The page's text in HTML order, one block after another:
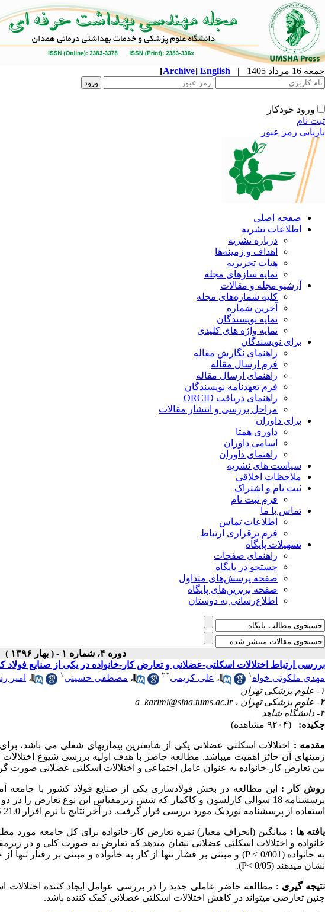
جمعه 16 مرداد 1405 |
English
[Archive]
ورود خودکار
ثبت نام
بازیابی رمز عبور
صفحه اصلی
اطلاعات نشریه
درباره نشریه
اهداف و زمینه‌ها
هیات تحریریه
نمایه سازهای مجله
آرشیو مجله و مقالات
کلیه شماره‌های مجله
آخرین شماره
نمایه نویسندگان
نمایه واژه های کلیدی
برای نویسندگان
راهنمای نگارش مقاله
فرم ارسال مقاله
راهنمای ارسال مقاله
فرم تعهدنامه نویسندگان
راهنمای دریافت ORCID
مراحل بررسی و انتشار مقالات
برای داوران
داوری همتا
اسامی داوران
راهنمای داوران
سیاست های نشریه
ملاحظات اخلاقی
ثبت نام و اشتراک
فرم ثبت نام
تماس با ما
اطلاعات تماس
فرم برقراری ارتباط
تسهیلات پایگاه
راهنمای صفحات
جستجو در پایگاه
صفحه پرسش‌های متداول
صفحه برترین‌های پایگاه
اطلاع‌رسانی به دوستان
دوره ۴، شماره ۱ - ( بهار ۱۳۹۶ )
بررسی ارتباط اختلالات اسکلتی-عضلانی و تعارض کار-خانواده در یکی از صنایع فولاد
مهدی ملکوتی خواه ۱ ، علی کریمی*۲ ، مصطفی حسینی ۱ ، امیر
۱- علوم پزشکی تهران
۲- علوم پزشکی تهران ،
a_karimi@sina.tums.ac.ir
۳- دانشگاه شاهد
چکیده:
(۹۲۰۴ مشاهده)
مقدمه : اختلالات اسکلتی عضلانی یکی از شایع­ترین بیماری­های شغلی می­ باشد،
زمینه­ای آن حائز اهمیت می­باشد. مطالعه حاضر با هدف اولیه بررسی شیوع
بین تعارض کار-خانواده به عنوان عامل اجتماعی و اختلالات اسکلتی عضلانی صورت
روش کار :
پرسشنامه 18 سوالی کارلسون و کاکمار که شش زیرمقیاس این نوع تعارض را
استفاده از پرسشنامه نوردیک مورد بررسی قرار گرفت. در آخر نتایج با نرم افزار 21.0
یافته­ ها :
خانواده و اختلالات اسکلتی عضلانی نشان می­دهد که تعارض به صورت کلی و در
به خانواده (0/001 >
P) و مبتنی بر فشار تنها از کار به خانواده و مبتنی بر رفتار تنها
نشان می­دهند (0/05 >
P
).
نتیجه ­گیری : مطالعه حاضر عاملی جدید را در بررسی عوامل ایجاد کننده اختلالات
چنین تعارضی می­تواند در کاهش اختلالات اسکلتی عضلانی کمک کننده باشد.